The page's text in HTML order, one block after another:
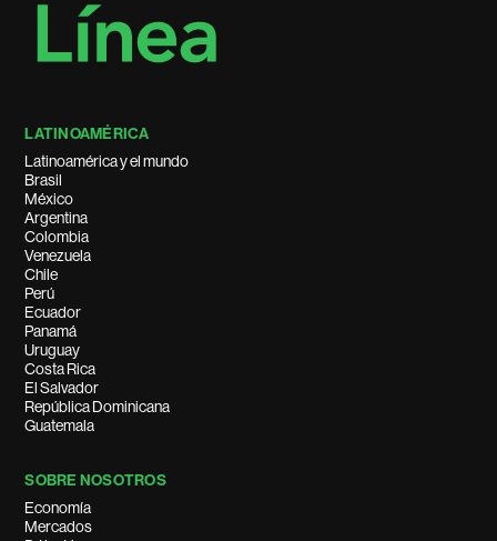
LATINOAMÉRICA
Latinoamérica y el mundo
Brasil
México
Argentina
Colombia
Venezuela
Chile
Perú
Ecuador
Panamá
Uruguay
Costa Rica
El Salvador
República Dominicana
Guatemala
SOBRE NOSOTROS
Economía
Mercados